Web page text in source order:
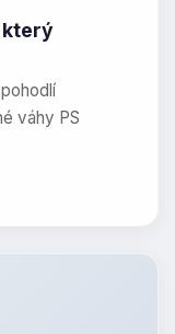
který
váhy PS